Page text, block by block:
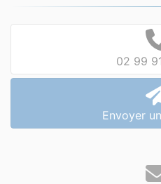
02 99
Envoyer